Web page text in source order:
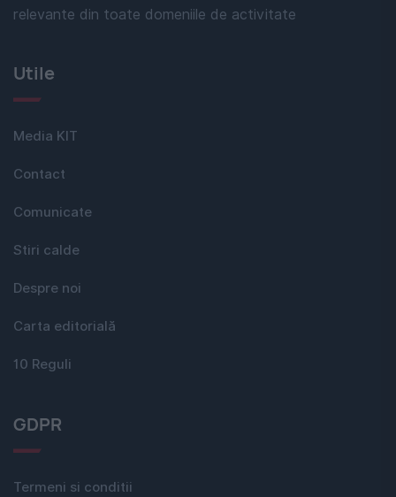
relevante din toate domeniile de activitate
Utile
Media KIT
Contact
Comunicate
Stiri calde
Despre noi
Carta editorială
10 Reguli
GDPR
Termeni si conditii